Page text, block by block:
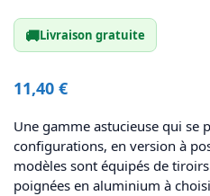
🚚Livraison gratuite
11,40 €
Une gamme astucieuse qui se
configurations, en version à
modèles sont équipés de
poignées en aluminium à